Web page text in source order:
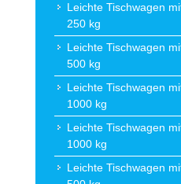
Leichte Tischwagen
250 kg
Leichte Tischwagen
500 kg
Leichte Tischwagen
1000 kg
Leichte Tischwagen
1000 kg
Leichte Tischwagen